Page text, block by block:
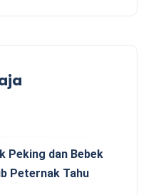
Peking dan Bebek
Peternak Tahu